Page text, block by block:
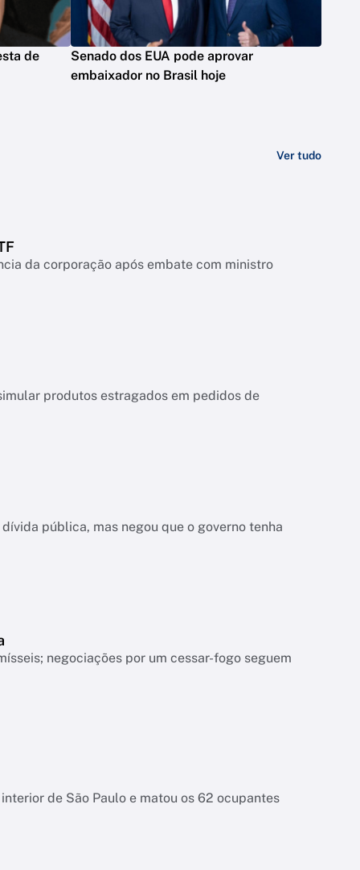
de
Senado dos EUA pode aprovar
embaixador no Brasil hoje
Ver tudo
da corporação após embate com ministro
produtos estragados em pedidos de
pública, mas negou que o governo tenha
negociações por um cessar-fogo seguem
de São Paulo e matou os 62 ocupantes